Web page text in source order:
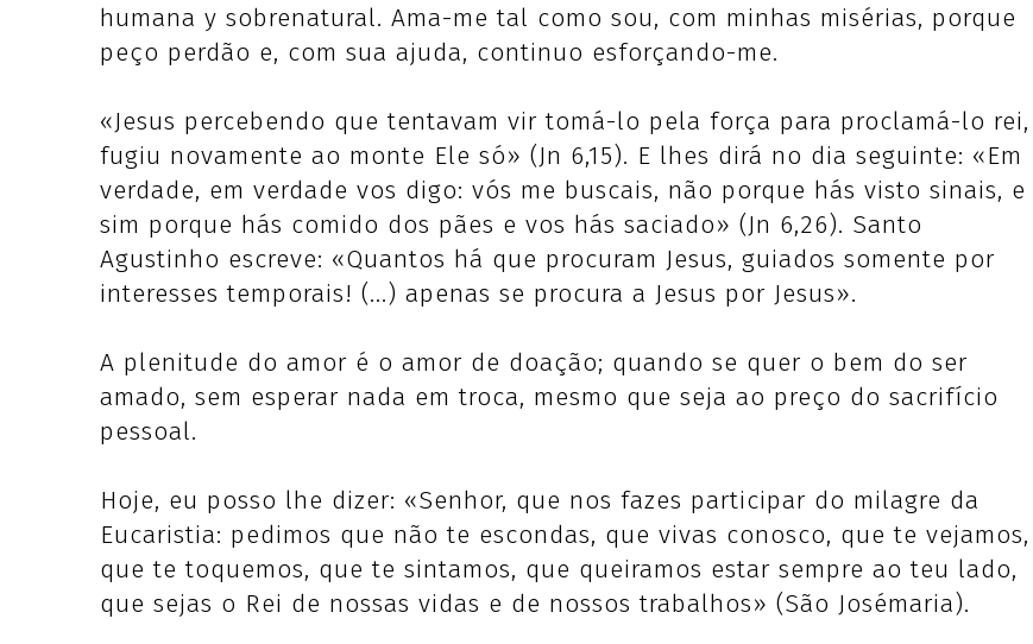
humana y sobrenatural. Ama-me tal como sou, com minhas misérias, porque
peço perdão e, com sua ajuda, continuo esforçando-me.
«Jesus percebendo que tentavam vir tomá-lo pela força para proclamá-lo rei,
fugiu novamente ao monte Ele só» (Jn 6,15). E lhes dirá no dia seguinte: «Em
verdade, em verdade vos digo: vós me buscais, não porque hás visto sinais, e
sim porque hás comido dos pães e vos hás saciado» (Jn 6,26). Santo
Agustinho escreve: «Quantos há que procuram Jesus, guiados somente por
interesses temporais! (...) apenas se procura a Jesus por Jesus».
A plenitude do amor é o amor de doação; quando se quer o bem do ser
amado, sem esperar nada em troca, mesmo que seja ao preço do sacrifício
pessoal.
Hoje, eu posso lhe dizer: «Senhor, que nos fazes participar do milagre da
Eucaristia: pedimos que não te escondas, que vivas conosco, que te vejamos,
que te toquemos, que te sintamos, que queiramos estar sempre ao teu lado,
que sejas o Rei de nossas vidas e de nossos trabalhos» (São Josémaria).